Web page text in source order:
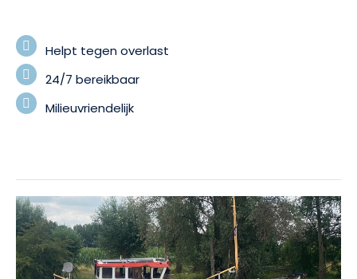
Helpt tegen overlast
24/7 bereikbaar
Milieuvriendelijk